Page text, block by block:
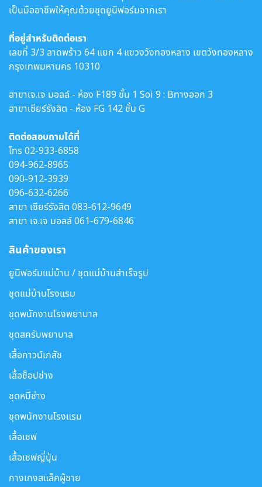
เป็นมืออาชีพให้คุณด้วยชุดยูนิฟอร์มจากเรา
ที่อยู่สำหรับติดต่อเรา
เลขที่ 3/3 ลาดพร้าว 64 แยก 4 แขวงวังทองหลาง เขตวังทองหลาง
กรุงเทพมหานคร 10310
สาขาเจ.เจ มอลล์ - ห้อง F189 ชั้น 1 Soi 9 : Bทางออก 3
สาขาเซียร์รังสิต - ห้อง FG 142 ชั้น G
ติดต่อสอบถามได้ที่
โทร02-933-6858
094-962-8965
090-912-3939
096-632-6266
สาขา เซียร์รังสิต 083-612-9649
สาขา เจ.เจ มอลล์061-679-6846
สินค้าของเรา
ยูนิฟอร์มแม่บ้าน / ชุดแม่บ้านสำเร็จรูป
ชุดแม่บ้านโรงแรม
ชุดพนักงานโรงพยาบาล
ชุดสครับพยาบาล
เสื้อกาวน์เภสัช
เสื้อช็อปช่าง
ชุดหมีช่าง
ชุดพนักงานโรงแรม
เสื้อเชฟ
เสื้อเชฟญี่ปุ่น
กางเกงสแล็คผู้ชาย